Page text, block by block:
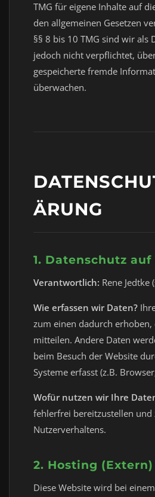
TMG für eigene Inhalte auf
den allgemeinen Gesetzen
§§ 8 bis 10 TMG sind wir als
jedoch nicht verpflichtet,
gespeicherte fremde
überwachen.
ÄRUNG
1. Datenschutz
Verantwortlich: Rene Jedtke
Wie erfassen wir Daten?
zum einen dadurch erhoben,
mitteilen. Andere Daten
beim Besuch der Website
Systeme erfasst (z.B.
Wofür nutzen wir Ihre
fehlerfrei bereitzustellen und
Nutzerverhaltens.
2. Hosting (Extern)
Diese Website wird bei